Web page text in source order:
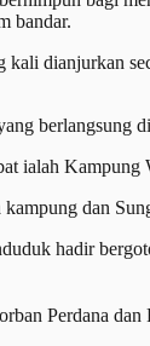
bandar.
dianjurkan
berlangsung
ialah
dan
hadir
Perdana